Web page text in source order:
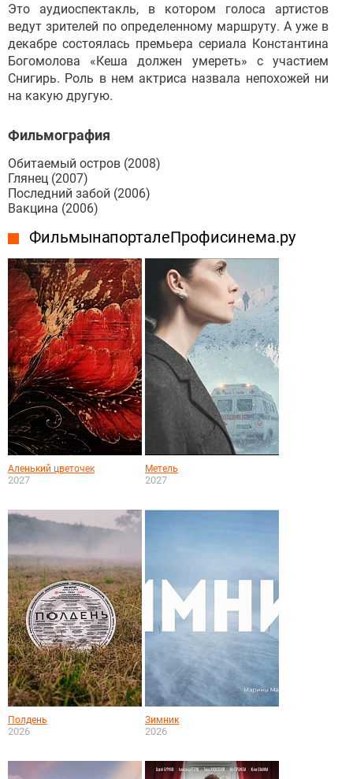
Это аудиоспектакль, в котором голоса артистов
ведут зрителей по определенному маршруту. А уже в
декабре состоялась премьера сериала Константина
Богомолова «Кеша должен умереть» с участием
Снигирь. Роль в нем актриса назвала непохожей ни
на какую другую.
Фильмография
Обитаемый остров (2008)
Глянец (2007)
Последний забой (2006)
Вакцина (2006)
Фильмы на портале Профисинема.ру
Аленький цветочек
2027
Метель
2027
Полдень
2026
Зимник
2026